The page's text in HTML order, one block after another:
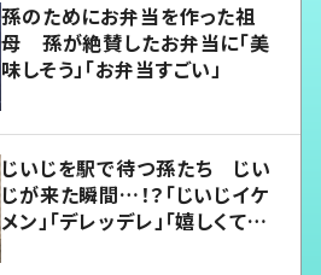
孫のためにお弁当を作った祖
母 孫が絶賛したお弁当に「美
味しそう」「お弁当すごい」
じいじを駅で待つ孫たち じい
じが来た瞬間…！？「じいじイケ
メン」「デレッデレ」「嬉しくて可